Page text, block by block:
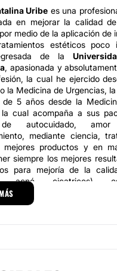
Uribe es una
en mejorar la calidad
medio de la aplicación de
estéticos poco
de la
, apasionada y
la cual he ejercido
la Medicina de Urgencias,
de 5 años desde la
cual acompaña a sus
autocuidado,
mediante ciencia,
mejores productos y en
siempre los mejores
para mejoría de la
acné, cicatrices),
y resaltar los
se lleva a cabo